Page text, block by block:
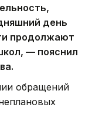
день
продолжают
— пояснил
обращений